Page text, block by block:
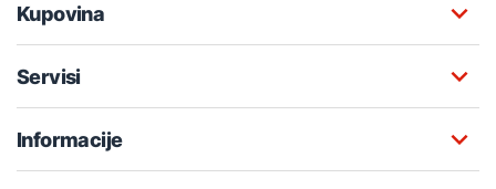
Kupovina
Servisi
Informacije